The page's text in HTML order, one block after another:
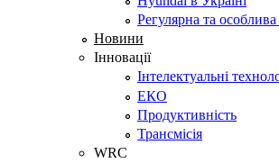
Регулярна та
Новини
Інновації
Інтелектуальні
ЕКО
Продуктивність
Трансмісія
WRC